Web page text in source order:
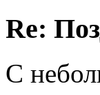
Re:
С